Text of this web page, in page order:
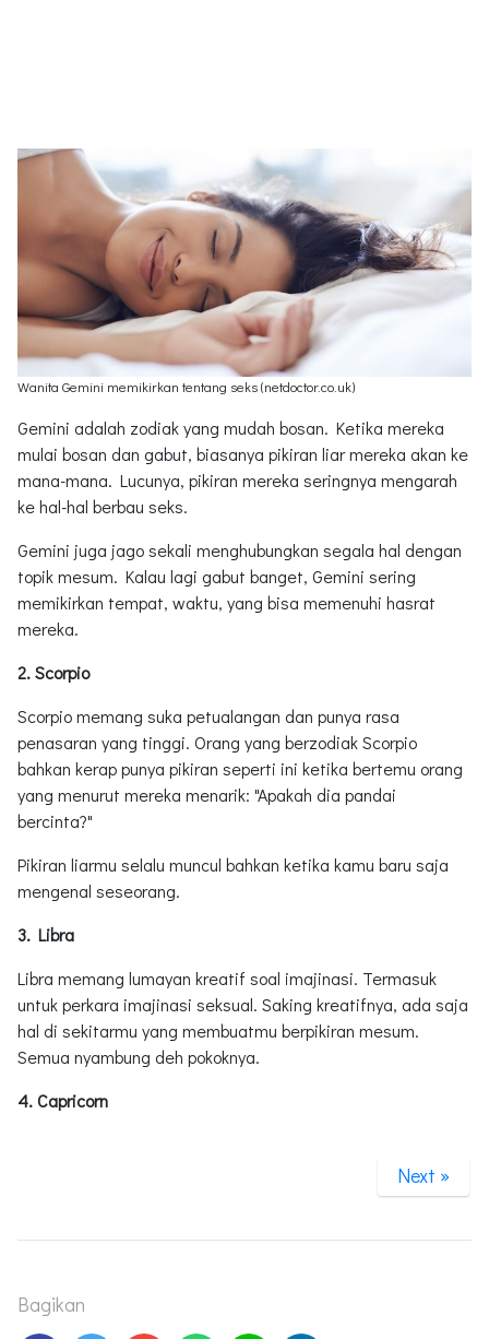
Wanita Gemini memikirkan tentang seks (netdoctor.co.uk)
Gemini adalah zodiak yang mudah bosan. Ketika mereka
mulai bosan dan gabut, biasanya pikiran liar mereka akan ke
mana-mana. Lucunya, pikiran mereka seringnya mengarah
ke hal-hal berbau seks.
Gemini juga jago sekali menghubungkan segala hal dengan
topik mesum. Kalau lagi gabut banget, Gemini sering
memikirkan tempat, waktu, yang bisa memenuhi hasrat
mereka.
2. Scorpio
Scorpio memang suka petualangan dan punya rasa
penasaran yang tinggi. Orang yang berzodiak Scorpio
bahkan kerap punya pikiran seperti ini ketika bertemu orang
yang menurut mereka menarik: "Apakah dia pandai
bercinta?"
Pikiran liarmu selalu muncul bahkan ketika kamu baru saja
mengenal seseorang.
3. Libra
Libra memang lumayan kreatif soal imajinasi. Termasuk
untuk perkara imajinasi seksual. Saking kreatifnya, ada saja
hal di sekitarmu yang membuatmu berpikiran mesum.
Semua nyambung deh pokoknya.
4. Capricorn
Next »
Bagikan